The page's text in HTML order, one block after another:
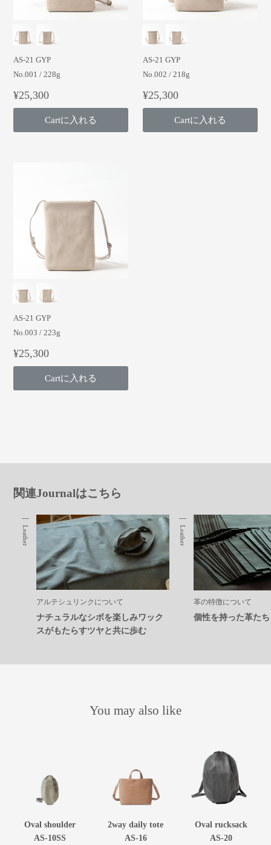
AS-21 GYP
No.001 / 228g
¥25,300
Cartに入れる
AS-21 GYP
No.002 / 218g
¥25,300
Cartに入れる
AS-21 GYP
No.003 / 223g
¥25,300
Cartに入れる
関連Journalはこちら
アルテシュリンクについて
ナチュラルなシボを楽しみワック
スがもたらすツヤと共に歩む
Leather
革の特徴について
個性を持った革たち
Leather
You may also like
Oval shoulder
AS-10SS
2way daily tote
AS-16
Oval rucksack
AS-20